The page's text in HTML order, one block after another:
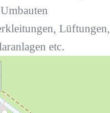
Lüftungen,
etc.